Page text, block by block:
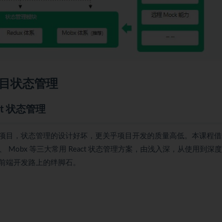
状态管理
状态管理
，状态管理的设计好坏，更关乎项目开发的质量高低。本课程
Mobx 等三大常用 React 状态管理方案，由浅入深，从使用到深
端开发路上的绊脚石。